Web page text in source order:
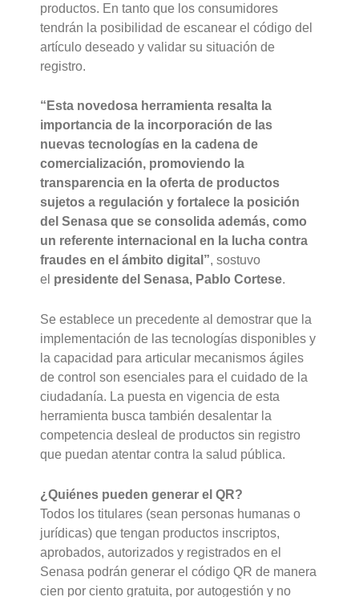
productos. En tanto que los consumidores
tendrán la posibilidad de escanear el código del
artículo deseado y validar su situación de
registro.
“Esta novedosa herramienta resalta la
importancia de la incorporación de las
nuevas tecnologías en la cadena de
comercialización, promoviendo la
transparencia en la oferta de productos
sujetos a regulación y fortalece la posición
del Senasa que se consolida además, como
un referente internacional en la lucha contra
fraudes en el ámbito digital”, sostuvo
el presidente del Senasa, Pablo Cortese.
Se establece un precedente al demostrar que la
implementación de las tecnologías disponibles y
la capacidad para articular mecanismos ágiles
de control son esenciales para el cuidado de la
ciudadanía. La puesta en vigencia de esta
herramienta busca también desalentar la
competencia desleal de productos sin registro
que puedan atentar contra la salud pública.
¿Quiénes pueden generar el QR?
Todos los titulares (sean personas humanas o
jurídicas) que tengan productos inscriptos,
aprobados, autorizados y registrados en el
Senasa podrán generar el código QR de manera
cien por ciento gratuita, por autogestión y no